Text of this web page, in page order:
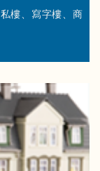
樓、寫字樓、商